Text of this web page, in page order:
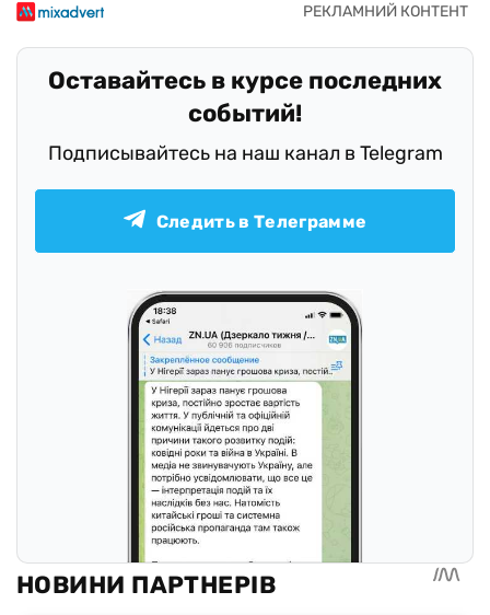
Оставайтесь в курсе последних
событий!
Подписывайтесь на наш канал в Telegram
Следить в Телеграмме